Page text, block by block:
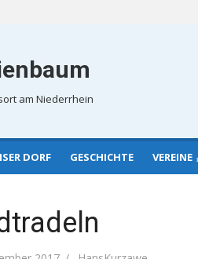
am Niederrhein
DORF GESCHICHTE VEREINE